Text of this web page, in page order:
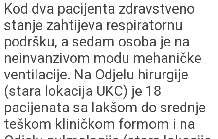
Kod dva pacijenta zdravstveno
stanje zahtijeva respiratornu
podršku, a sedam osoba je na
neinvanzivom modu mehaničke
ventilacije. Na Odjelu hirurgije
(stara lokacija UKC) je 18
pacijenata sa lakšom do srednje
teškom kliničkom formom i na